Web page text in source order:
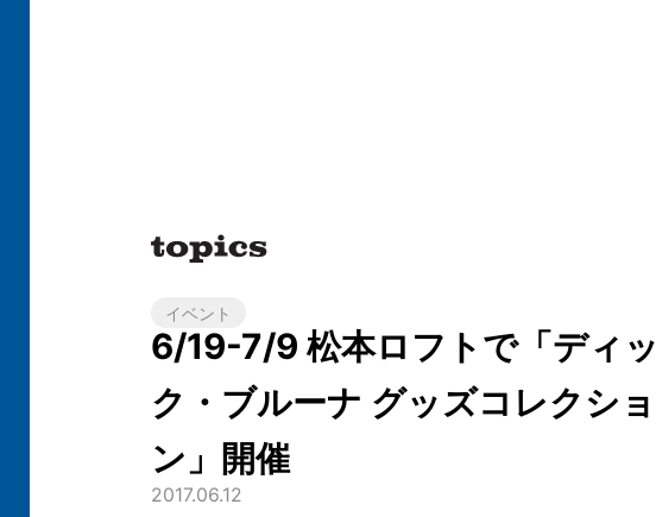
イベント
6/19-7/9 松本ロフトで「ディッ
ク・ブルーナ グッズコレクショ
ン」開催
2017.06.12